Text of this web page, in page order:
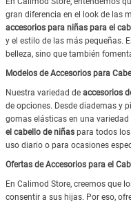
gran diferencia en el look de las
accesorios para niñas para el
y el estilo de las más pequeñas.
belleza, sino que también
Modelos de Accesorios para
Nuestra variedad de accesorios
de opciones. Desde diademas y
gomas elásticas en una
el cabello de niñas para todos
uso diario o para ocasiones
Ofertas de Accesorios para el
En Calimod Store, creemos que
consentir a sus hijas. Por eso,